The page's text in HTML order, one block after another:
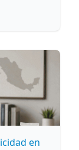
en